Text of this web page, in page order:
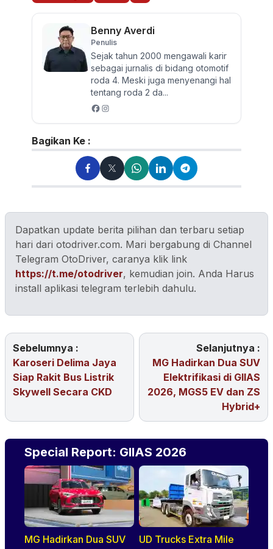
Tags Terkait :
Kombi
Benny Averdi
Penulis
Sejak tahun 2000 mengawali karir
sebagai jurnalis di bidang otomotif
tentang roda 2 da...
Bagikan Ke :
Dapatkan update berita pilihan dan terbaru setiap
hari dari otodriver.com. Mari bergabung di Channel
Telegram OtoDriver, caranya klik link
https://t.me/otodriver
, kemudian join. Anda Harus
Sebelumnya :
Karoseri Delima Jaya
Siap Rakit Bus Listrik
Skywell Secara CKD
Selanjutnya :
MG Hadirkan Dua SUV
Elektrifikasi di GIIAS
2026, MGS5 EV dan ZS
Hybrid+